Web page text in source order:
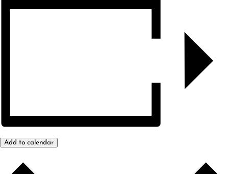
Add to calendar